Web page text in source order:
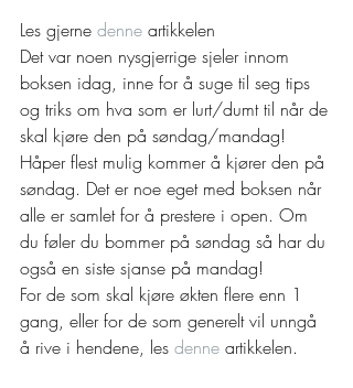
Les gjerne denne artikkelen
Det var noen nysgjerrige sjeler innom
boksen idag, inne for å suge til seg tips
og triks om hva som er lurt/dumt til når de
skal kjøre den på søndag/mandag!
Håper flest mulig kommer å kjører den på
søndag. Det er noe eget med boksen når
alle er samlet for å prestere i open. Om
du føler du bommer på søndag så har du
også en siste sjanse på mandag!
For de som skal kjøre økten flere enn 1
gang, eller for de som generelt vil unngå
å rive i hendene, les denne artikkelen.